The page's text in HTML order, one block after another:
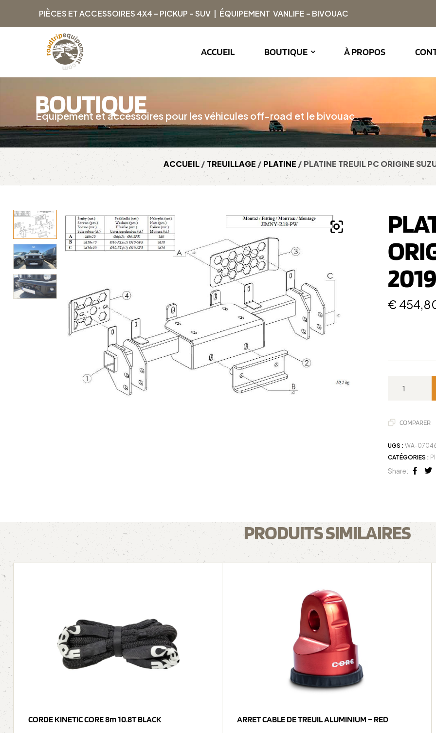
PIÈCES ET ACCESSOIRES 4X4 – PICKUP – SUV | ÉQUIPEMENT VANLIFE – BIVOUAC
ACCUEIL BOUTIQUE À PROPOS
BOUTIQUE
Équipement et accessoires pour les véhicules off-road et le bivouac
ACCUEIL/ TREUILLAGE / PLATINE / PLATINE TREUIL PC ORIGINE
€
COMPARER
UGS : WA-
CATÉGORIES :
Share:
PRODUITS SIMILAIRES
CORDE KINETIC CORE 8m 10.8T BLACK ARRET CABLE DE TREUIL ALUMINIUM – RED